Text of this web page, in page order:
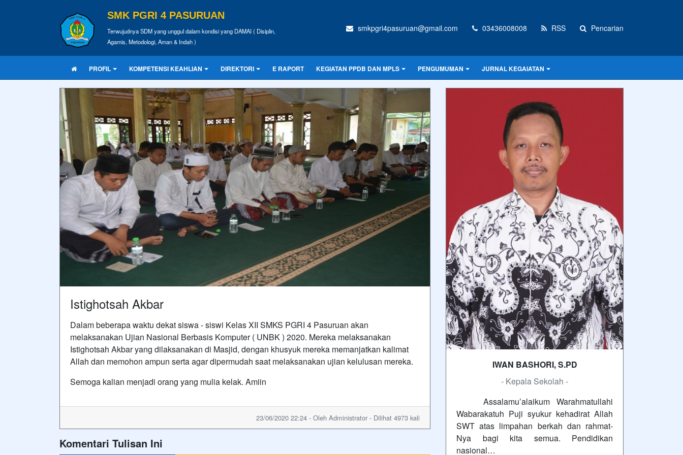
SMK PGRI 4 PASURUAN
Terwujudnya SDM yang unggul dalam kondisi yang DAMAI ( Disiplin,
Agamis, Metodologi, Aman & Indah )
smkpgri4pasuruan@gmail.com 03436008008 RSS Pencarian
PROFIL KOMPETENSI KEAHLIAN DIREKTORI E RAPORT KEGIATAN PPDB DAN MPLS PENGUMUMAN JURNAL KEGAIATAN
Istighotsah Akbar
Dalam beberapa waktu dekat siswa - siswi Kelas XII SMKS PGRI 4 Pasuruan akan
melaksanakan Ujian Nasional Berbasis Komputer ( UNBK ) 2020. Mereka melaksanakan
Istighotsah Akbar yang dilaksanakan di Masjid, dengan khusyuk mereka memanjatkan kalimat
Allah dan memohon ampun serta agar dipermudah saat melaksanakan ujian kelulusan mereka.
Semoga kalian menjadi orang yang mulia kelak. Amiin
23/06/2020 22:24 - Oleh Administrator - Dilihat 4973 kali
Komentari Tulisan Ini
IWAN BASHORI, S.PD
- Kepala Sekolah -
Assalamu’alaikum Warahmatullahi
Wabarakatuh Puji syukur kehadirat Allah
SWT atas limpahan berkah dan rahmat-
Nya bagi kita semua. Pendidikan
nasional…